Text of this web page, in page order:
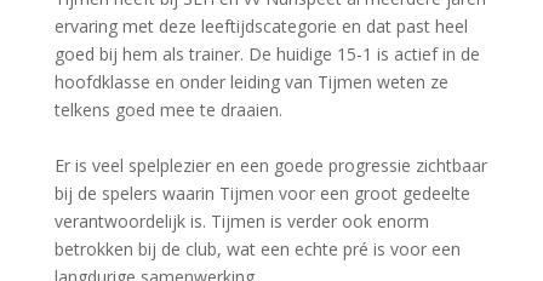
ervaring met deze leeftijdscategorie en dat past heel
goed bij hem als trainer. De huidige 15-1 is actief in de
hoofdklasse en onder leiding van Tijmen weten ze
telkens goed mee te draaien.
Er is veel spelplezier en een goede progressie zichtbaar
bij de spelers waarin Tijmen voor een groot gedeelte
verantwoordelijk is. Tijmen is verder ook enorm
betrokken bij de club, wat een echte pré is voor een